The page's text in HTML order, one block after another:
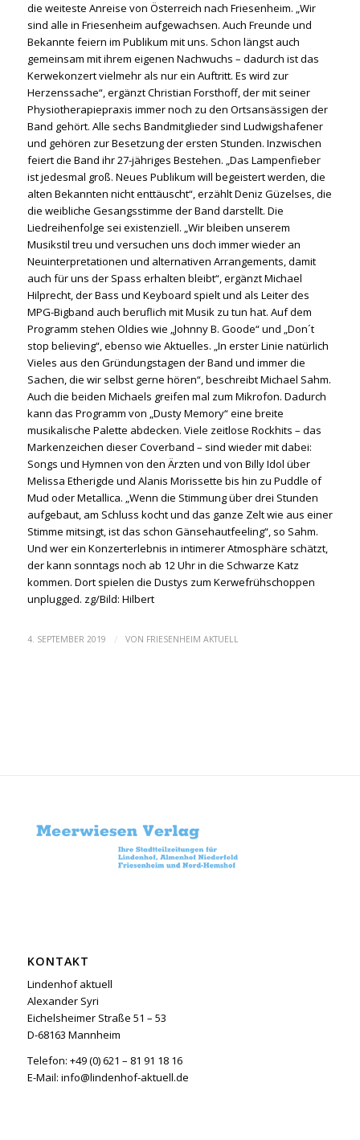
die weiteste Anreise von Österreich nach Friesenheim. „Wir
sind alle in Friesenheim aufgewachsen. Auch Freunde und
Bekannte feiern im Publikum mit uns. Schon längst auch
gemeinsam mit ihrem eigenen Nachwuchs – dadurch ist das
Kerwekonzert vielmehr als nur ein Auftritt. Es wird zur
Herzenssache“, ergänzt Christian Forsthoff, der mit seiner
Physiotherapiepraxis immer noch zu den Ortsansässigen der
Band gehört. Alle sechs Bandmitglieder sind Ludwigshafener
und gehören zur Besetzung der ersten Stunden. Inzwischen
feiert die Band ihr 27-jähriges Bestehen. „Das Lampenfieber
ist jedesmal groß. Neues Publikum will begeistert werden, die
alten Bekannten nicht enttäuscht“, erzählt Deniz Güzelses, die
die weibliche Gesangsstimme der Band darstellt. Die
Liedreihenfolge sei existenziell. „Wir bleiben unserem
Musikstil treu und versuchen uns doch immer wieder an
Neuinterpretationen und alternativen Arrangements, damit
auch für uns der Spass erhalten bleibt“, ergänzt Michael
Hilprecht, der Bass und Keyboard spielt und als Leiter des
MPG-Bigband auch beruflich mit Musik zu tun hat. Auf dem
Programm stehen Oldies wie „Johnny B. Goode“ und „Don´t
stop believing“, ebenso wie Aktuelles. „In erster Linie natürlich
Vieles aus den Gründungstagen der Band und immer die
Sachen, die wir selbst gerne hören“, beschreibt Michael Sahm.
Auch die beiden Michaels greifen mal zum Mikrofon. Dadurch
kann das Programm von „Dusty Memory“ eine breite
musikalische Palette abdecken. Viele zeitlose Rockhits – das
Markenzeichen dieser Coverband – sind wieder mit dabei:
Songs und Hymnen von den Ärzten und von Billy Idol über
Melissa Etherigde und Alanis Morissette bis hin zu Puddle of
Mud oder Metallica. „Wenn die Stimmung über drei Stunden
aufgebaut, am Schluss kocht und das ganze Zelt wie aus einer
Stimme mitsingt, ist das schon Gänsehautfeeling“, so Sahm.
Und wer ein Konzerterlebnis in intimerer Atmosphäre schätzt,
der kann sonntags noch ab 12 Uhr in die Schwarze Katz
kommen. Dort spielen die Dustys zum Kerwefrühschoppen
unplugged. zg/Bild: Hilbert
4. SEPTEMBER 2019 / VON FRIESENHEIM AKTUELL
KONTAKT
Lindenhof aktuell
Alexander Syri
Eichelsheimer Straße 51 – 53
D-68163 Mannheim
Telefon: +49 (0) 621 – 81 91 18 16
E-Mail: info@lindenhof-aktuell.de